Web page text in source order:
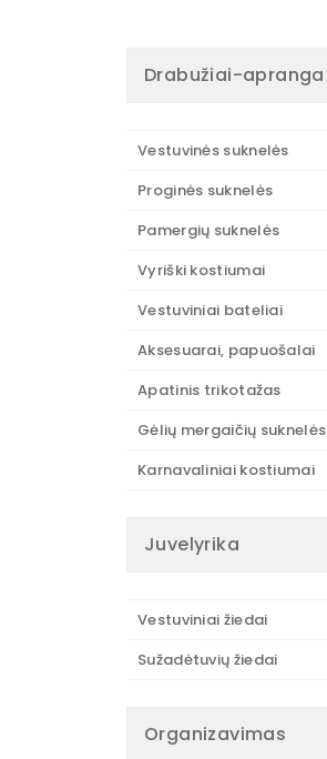
Drabužiai-apranga
Vestuvinės suknelės
Proginės suknelės
Pamergių suknelės
Vyriški kostiumai
Vestuviniai bateliai
Aksesuarai, papuošalai
Apatinis trikotažas
Gėlių mergaičių suknelės
Karnavaliniai kostiumai
Juvelyrika
Vestuviniai žiedai
Sužadėtuvių žiedai
Organizavimas